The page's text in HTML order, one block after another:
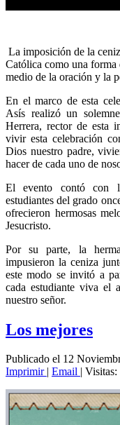
La imposición de la
Católica como una forma
medio de la oración y la
En el marco de esta
Asís realizó un
Herrera, rector de esta
vivir esta celebración
Dios nuestro padre,
hacer de cada uno de
El evento contó con
estudiantes del grado
ofrecieron hermosas
Jesucristo.
Por su parte, la
impusieron la ceniza
este modo se invitó a
cada estudiante viva el
nuestro señor.
Los mejores
Publicado el 12
Imprimir | Email | Visitas: